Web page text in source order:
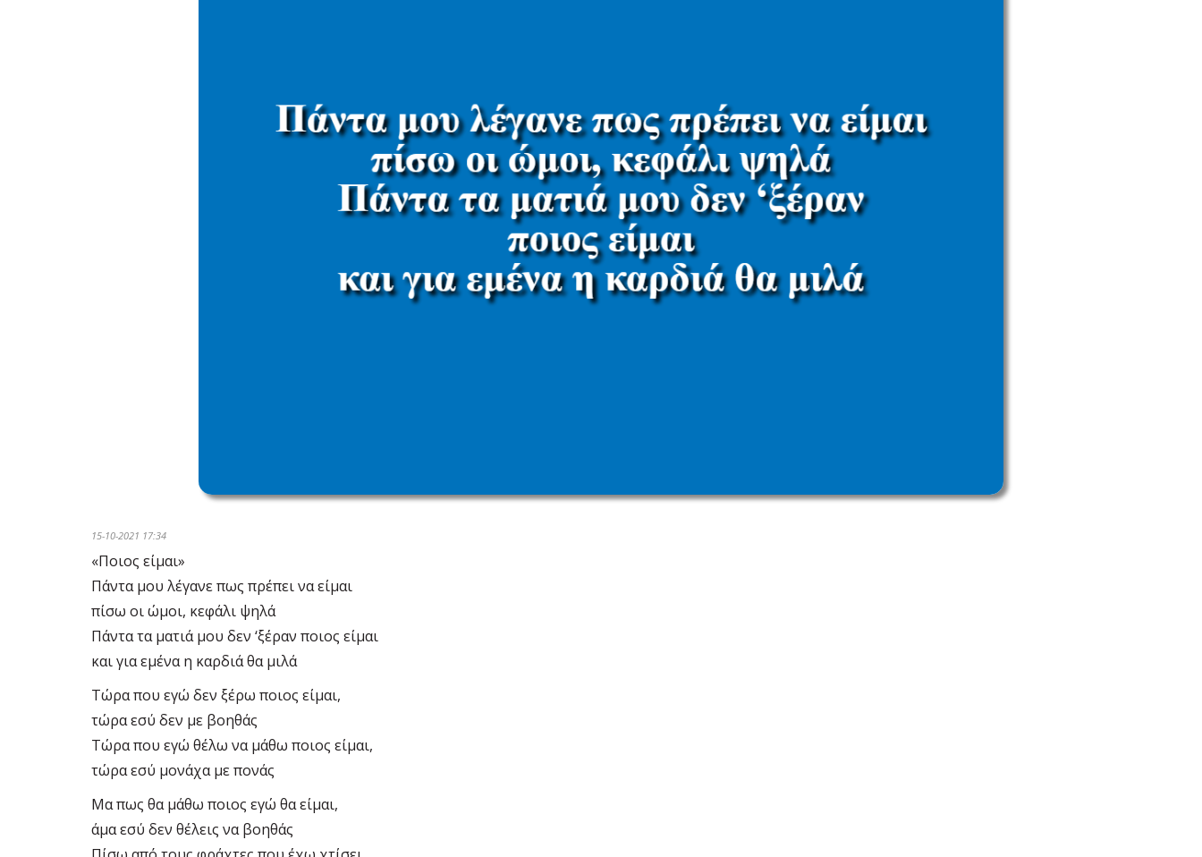
15-10-2021 17:34
«Ποιος είμαι»
Πάντα μου λέγανε πως πρέπει να είμαι
πίσω οι ώμοι, κεφάλι ψηλά
Πάντα τα ματιά μου δεν ‘ξέραν ποιος είμαι
και για εμένα η καρδιά θα μιλά
Τώρα που εγώ δεν ξέρω ποιος είμαι,
τώρα εσύ δεν με βοηθάς
Τώρα που εγώ θέλω να μάθω ποιος είμαι,
τώρα εσύ μονάχα με πονάς
Μα πως θα μάθω ποιος εγώ θα είμαι,
άμα εσύ δεν θέλεις να βοηθάς